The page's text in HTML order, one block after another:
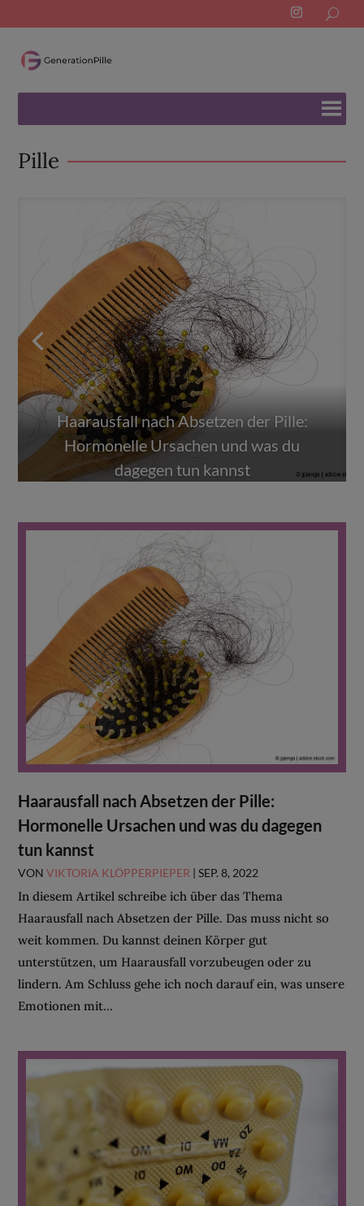
for:
Pille
Haarausfall nach Absetzen der Pille:
Hormonelle Ursachen und was du
dagegen tun kannst
Die Pille ausschleichen: Gute Idee oder
gefährlicher Plan?
Haarausfall nach Absetzen der Pille:
Hormonelle Ursachen und was du dagegen
tun kannst
VONVIKTORIA KLÖPPERPIEPER |SEP. 8, 2022
In diesem Artikel schreibe ich über das Thema
Haarausfall nach Absetzen der Pille. Das muss nicht so
weit kommen. Du kannst deinen Körper gut
unterstützen, um Haarausfall vorzubeugen oder zu
lindern. Am Schluss gehe ich noch darauf ein, was unsere
Emotionen mit...